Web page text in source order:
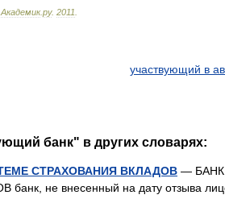
Академик.ру. 2011
участвующий в
банк" в других словарях:
СТРАХОВАНИЯ ВКЛАДОВ —
не внесенный на дату отзыва